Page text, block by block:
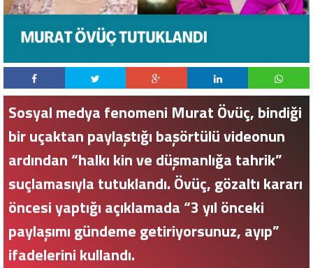
Sosyal medya fenomeni Murat Övüç, bindiği
bir uçaktan paylaştığı başörtülü videonun
ardından “halkı kin ve düşmanlığa tahrik”
suçlamasıyla tutuklandı. Övüç, gözaltı kararı
öncesi yaptığı açıklamada “3 yıl önceki
paylaşımı gündeme getiriyorsunuz, ayıp”
ifadelerini kullandı.